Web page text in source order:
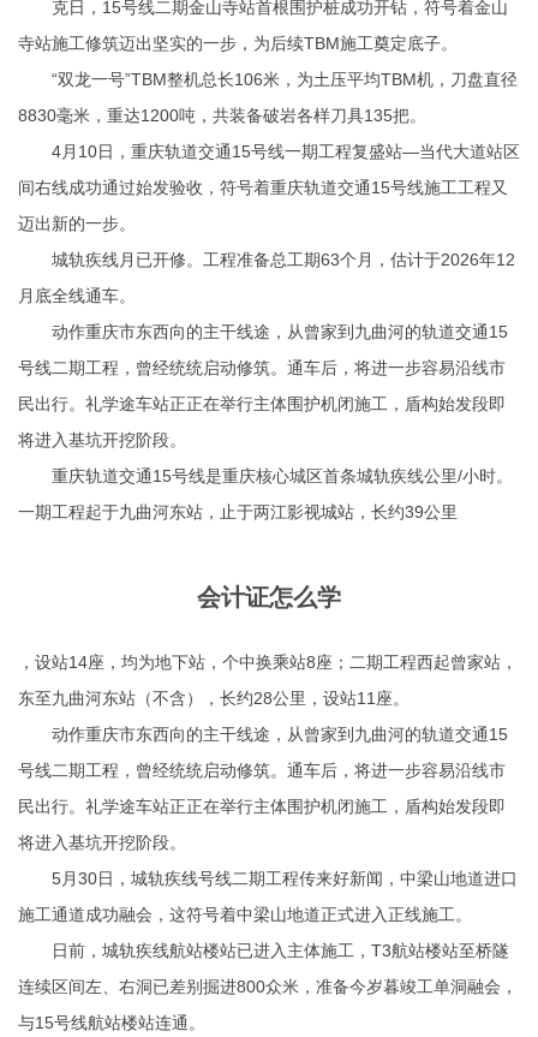
克日，15号线二期金山寺站首根围护桩成功开钻，符号着金山
寺站施工修筑迈出坚实的一步，为后续TBM施工奠定底子。
“双龙一号”TBM整机总长106米，为土压平均TBM机，刀盘直径
8830毫米，重达1200吨，共装备破岩各样刀具135把。
4月10日，重庆轨道交通15号线一期工程复盛站—当代大道站区
间右线成功通过始发验收，符号着重庆轨道交通15号线施工工程又
迈出新的一步。
城轨疾线月已开修。工程准备总工期63个月，估计于2026年12
月底全线通车。
动作重庆市东西向的主干线途，从曾家到九曲河的轨道交通15
号线二期工程，曾经统统启动修筑。通车后，将进一步容易沿线市
民出行。礼学途车站正正在举行主体围护机闭施工，盾构始发段即
将进入基坑开挖阶段。
重庆轨道交通15号线是重庆核心城区首条城轨疾线公里/小时。
一期工程起于九曲河东站，止于两江影视城站，长约39公里
会计证怎么学
，设站14座，均为地下站，个中换乘站8座；二期工程西起曾家站，
东至九曲河东站（不含），长约28公里，设站11座。
动作重庆市东西向的主干线途，从曾家到九曲河的轨道交通15
号线二期工程，曾经统统启动修筑。通车后，将进一步容易沿线市
民出行。礼学途车站正正在举行主体围护机闭施工，盾构始发段即
将进入基坑开挖阶段。
5月30日，城轨疾线号线二期工程传来好新闻，中梁山地道进口
施工通道成功融会，这符号着中梁山地道正式进入正线施工。
日前，城轨疾线航站楼站已进入主体施工，T3航站楼站至桥隧
连续区间左、右洞已差别掘进800众米，准备今岁暮竣工单洞融会，
与15号线航站楼站连通。